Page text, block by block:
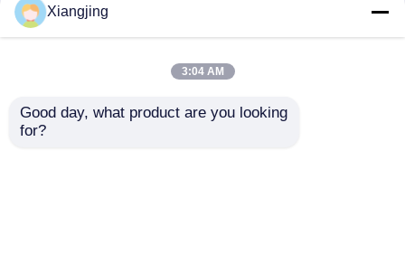
ABB KUKA FANUC
Yaskawaのロボット腕
ールのためのGBSのロ
CNGBS線形トラック ロ
ボット線形トラック
Xiangjing
3:04 AM
Good day, what product are you looking
for?